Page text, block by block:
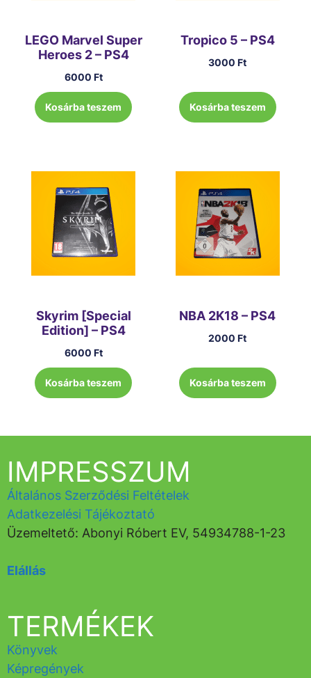
LEGO Marvel Super
Heroes 2 – PS4
6000 Ft
Kosárba teszem
Tropico 5 – PS4
3000Ft
Kosárba teszem
Skyrim [Special
Edition] – PS4
6000 Ft
Kosárba teszem
NBA 2K18 – PS4
2000Ft
Kosárba teszem
TERMÉKEK
Könyvek
Képregények
IMPRESSZUM
Általános Szerződési Feltételek
Adatkezelési Tájékoztató
Üzemeltető: Abonyi Róbert EV, 54934788-1-23
Elállás